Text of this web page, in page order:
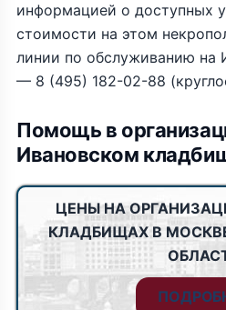
информацией о доступных
стоимости на этом
линии по обслуживанию на
— 8 (495) 182-02-88
Помощь в
Ивановском
ЦЕНЫ НА
КЛАДБИЩАХ В